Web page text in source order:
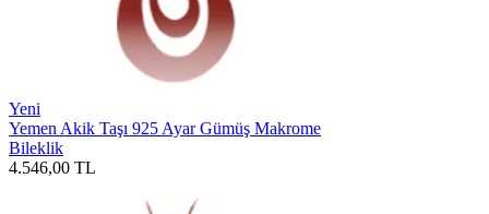
Yeni
Yemen Akik Taşı 925 Ayar Gümüş Makrome
Bileklik
4.546,00 TL